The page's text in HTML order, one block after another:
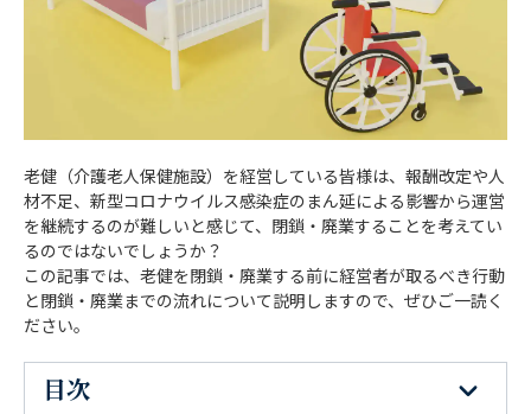
老健（介護老人保健施設）を経営している皆様は、報酬改定や人
材不足、新型コロナウイルス感染症のまん延による影響から運営
を継続するのが難しいと感じて、閉鎖・廃業することを考えてい
るのではないでしょうか？
この記事では、老健を閉鎖・廃業する前に経営者が取るべき行動
と閉鎖・廃業までの流れについて説明しますので、ぜひご一読く
ださい。
目次